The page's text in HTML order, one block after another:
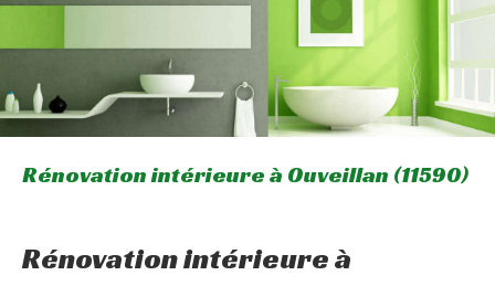
Rénovation intérieure à Ouveillan (11590)
Rénovation intérieure à